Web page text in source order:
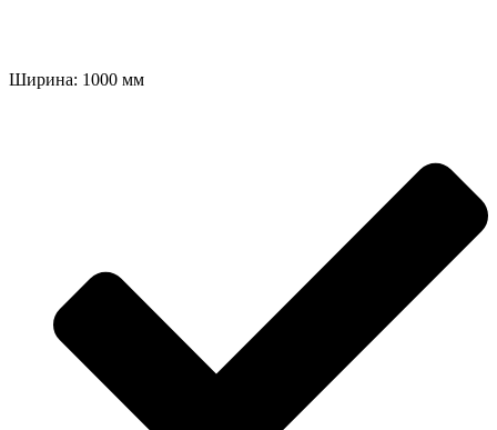
Ширина: 1000 мм